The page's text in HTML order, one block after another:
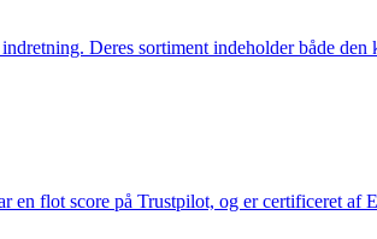
Deres sortiment indeholder både
flot score på Trustpilot, og er certificeret af